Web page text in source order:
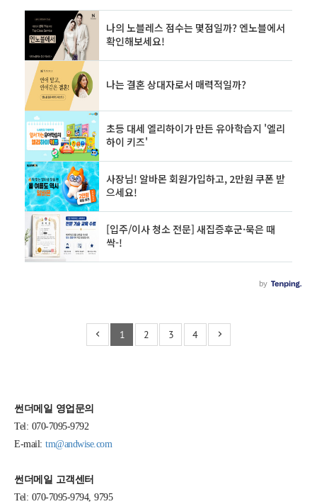
1 2 3 4
썬더메일 영업문의
Tel: 070-7095-9792
E-mail: tm@andwise.com
썬더메일 고객센터
Tel: 070-7095-9794, 9795